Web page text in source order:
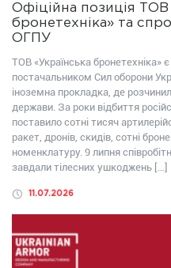
Офіційна позиція ТОВ
бронетехніка» та
ОГПУ
ТОВ «Українська бронетехніка»
постачальником Сил оборони
іноземна прокладка, де
держави. За роки відбиття
поставило сотні тисяч
ракет, дронів, скидів, сотні
номенклатуру. 9 липня
завдали тілесних ушкоджень […]
11.07.2026